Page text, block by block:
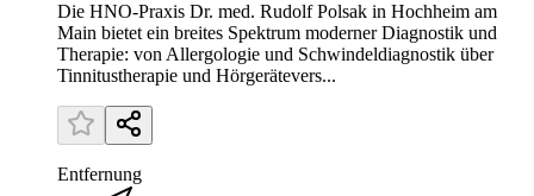
Die HNO-Praxis Dr. med. Rudolf Polsak in Hochheim am
Main bietet ein breites Spektrum moderner Diagnostik und
Therapie: von Allergologie und Schwindeldiagnostik über
Tinnitustherapie und Hörgerätevers...
Entfernung